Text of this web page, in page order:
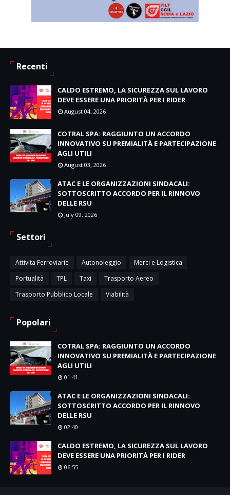
Recenti
CALDO ESTREMO, LA SICUREZZA SUL LAVORO
DEVE ESSERE UNA PRIORITÀ PER I RIDER
August 04, 2026
COTRAL SPA: RAGGIUNTO UN ACCORDO
INNOVATIVO SU PREMIALITÀ E PARTECIPAZIONE
AGLI UTILI
August 03, 2026
ATAC E LE ORGANIZZAZIONI SINDACALI:
SOTTOSCRITTO ACCORDO PER IL RINNOVO
DELLE RSU
July 09, 2026
Settori
Attivita Ferroviarie Autonoleggio
Merci e Logistica
Portualità
TPL Taxi
Trasporto Aereo
Trasporto Pubblico Locale
Viabilità
Popolari
COTRAL SPA: RAGGIUNTO UN ACCORDO
INNOVATIVO SU PREMIALITÀ E PARTECIPAZIONE
AGLI UTILI
01:41
ATAC E LE ORGANIZZAZIONI SINDACALI:
SOTTOSCRITTO ACCORDO PER IL RINNOVO
DELLE RSU
02:40
CALDO ESTREMO, LA SICUREZZA SUL LAVORO
DEVE ESSERE UNA PRIORITÀ PER I RIDER
06:55